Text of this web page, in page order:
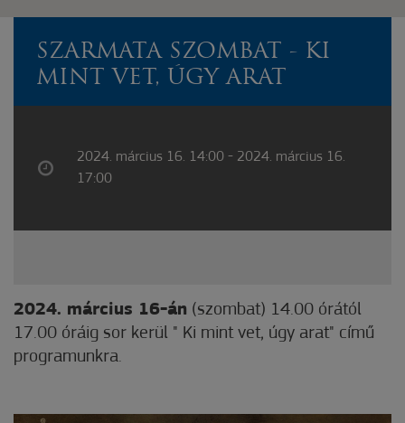
SZARMATA SZOMBAT - KI
MINT VET, ÚGY ARAT
2024. március 16. 14:00 - 2024. március 16.
17:00
2024. március 16-án (szombat) 14.00 órától
17.00 óráig sor kerül " Ki mint vet, úgy arat" című
programunkra.